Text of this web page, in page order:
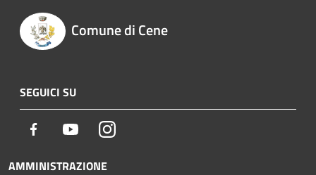
Comune di Cene
SEGUICI SU
Facebook YoutubeInstagram
AMMINISTRAZIONE